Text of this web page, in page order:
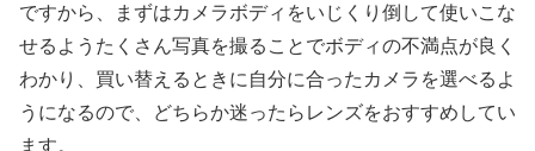
ですから、まずはカメラボディをいじくり倒して使いこな
せるようたくさん写真を撮ることでボディの不満点が良く
わかり、買い替えるときに自分に合ったカメラを選べるよ
うになるので、どちらか迷ったらレンズをおすすめしてい
ます。